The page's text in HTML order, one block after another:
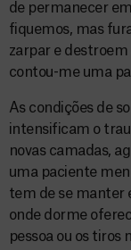
de permanecer
fiquemos, mas
zarpar e destroem
contou-me uma
As condições de
intensificam o
novas camadas,
uma paciente
tem de se manter
onde dorme
pessoa ou os